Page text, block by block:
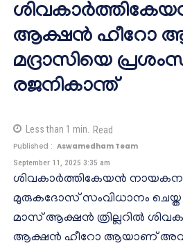
ആക്ഷന്‍ ഹീറോ
മദ്രാസിയെ
രജനികാന്ത്
Less than 1 min. Read
Published : Aswamedham Team
September 11, 2025 3:35 am
ശിവകാര്‍ത്തികേയന്‍
മുരുകദോസ് സംവിധാനം ചെയ്ത
മാസ് ആക്ഷന്‍ ത്രില്ലറില്‍
ആക്ഷന്‍ ഹീറോ ആയാണ്